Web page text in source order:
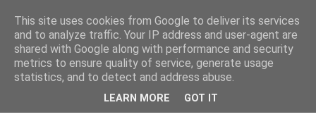
This site uses cookies from Google to deliver its services
and to analyze traffic. Your IP address and user-agent are
shared with Google along with performance and security
metrics to ensure quality of service, generate usage
statistics, and to detect and address abuse.
LEARN MORE GOT IT